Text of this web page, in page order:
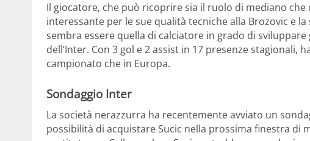
Il giocatore, che può ricoprire sia il ruolo di mediano
interessante per le sue qualità tecniche alla Brozovic e
sembra essere quella di calciatore in grado di
dell’Inter. Con 3 gol e 2 assist in 17 presenze stagionali,
campionato che in Europa.
Sondaggio Inter
La società nerazzurra ha recentemente avviato un
possibilità di acquistare Sucic nella prossima finestra di